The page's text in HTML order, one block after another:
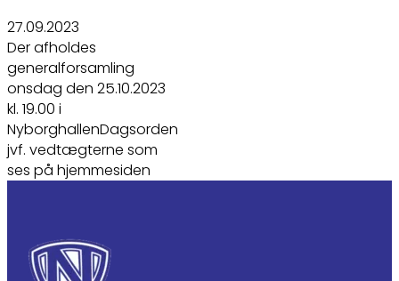
27.09.2023
Der afholdes
generalforsamling
onsdag den 25.10.2023
kl. 19.00 i
NyborghallenDagsorden
jvf. vedtægterne som
ses på hjemmesiden